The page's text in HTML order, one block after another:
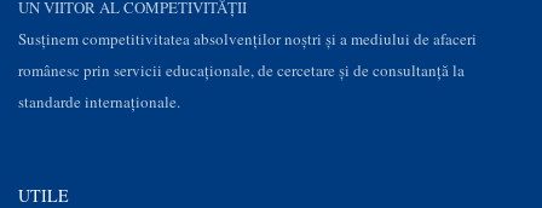
UN VIITOR AL COMPETIVITĂȚII
Susţinem competitivitatea absolvenților noștri și a mediului de afaceri
românesc prin servicii educaţionale, de cercetare şi de consultanţă la
standarde internaționale.
UTILE